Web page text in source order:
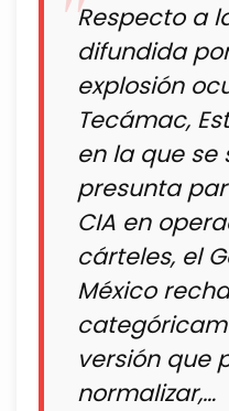
Respecto a
difundida
explosión
Tecámac,
en la que se
presunta
CIA en
cárteles, el
México
versión que
normalizar,…